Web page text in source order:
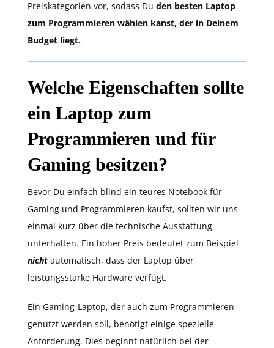
Preiskategorien vor, sodass Du den besten Laptop
zum Programmieren wählen kanst, der in Deinem
Budget liegt.
Welche Eigenschaften sollte
ein Laptop zum
Programmieren und für
Gaming besitzen?
Bevor Du einfach blind ein teures Notebook für
Gaming und Programmieren kaufst, sollten wir uns
einmal kurz über die technische Ausstattung
unterhalten. Ein hoher Preis bedeutet zum Beispiel
nicht automatisch, dass der Laptop über
leistungsstarke Hardware verfügt.
Ein Gaming-Laptop, der auch zum Programmieren
genutzt werden soll, benötigt einige spezielle
Anforderung. Dies beginnt natürlich bei der